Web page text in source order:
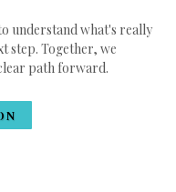
understand what's really
step. Together, we
path forward.